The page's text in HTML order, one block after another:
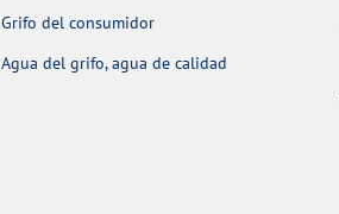
Grifo del consumidor
Agua del grifo, agua de calidad